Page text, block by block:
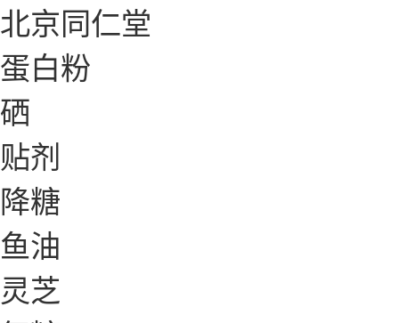
北京同仁堂
蛋白粉
硒
贴剂
降糖
鱼油
灵芝